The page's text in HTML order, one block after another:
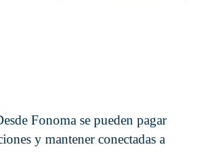
Fonoma se pueden pagar
y mantener conectadas a